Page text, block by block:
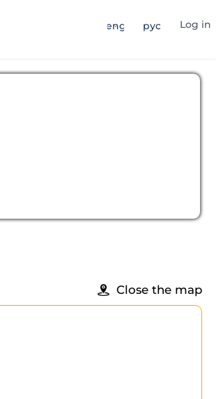
eng рус Log in
Close the map